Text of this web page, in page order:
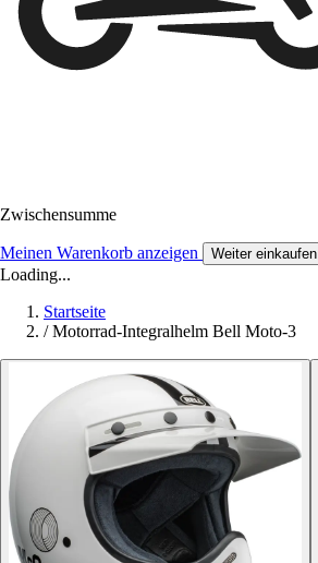
Zwischensumme
Meinen Warenkorb anzeigen Weiter einkaufen
Loading...
Startseite
/ Motorrad-Integralhelm Bell Moto-3